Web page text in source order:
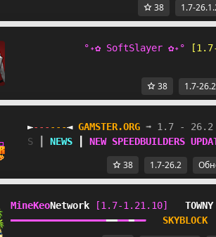
38 1.7-
°˖✿ SoftSlayer ✿˖°
38 1.7-26.2
►- - - - - -◄ GAMSTER.ORG ➟ 1.7 - 26.2
M
NEWS NEW SPEEDBUIL DERS UPDA
38 1.7-26.2
MineKeoNetwork [1.7-1.21.10]
━━━━━━━━━━━━━━━━━━━━━━━━ SKYBLOCK